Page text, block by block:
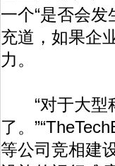
一个“是否会
充道，如果企
力。
“对于大型
了。
等公司竞相建